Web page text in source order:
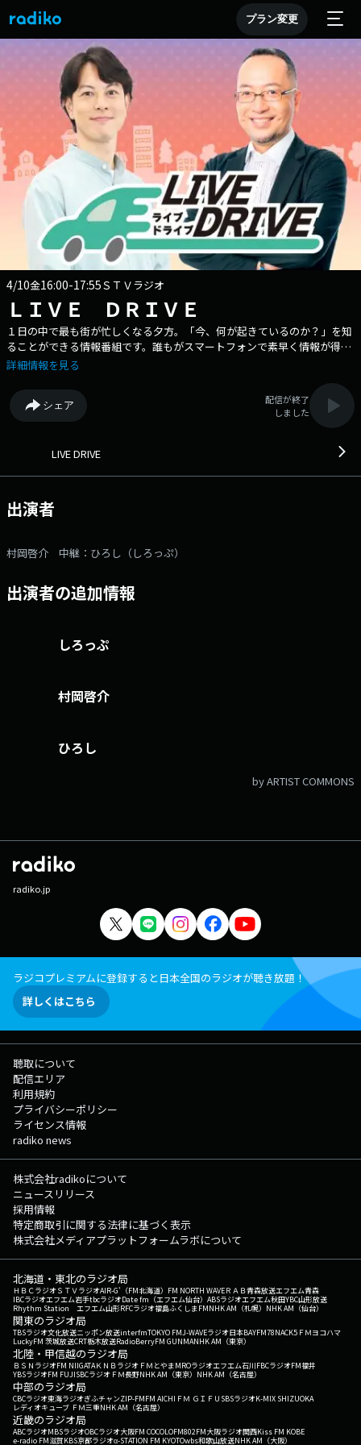
プラン変更
4/10金16:00-17:55ＳＴＶラジオ
ＬＩＶＥ ＤＲＩＶＥ
１日の中で最も街が忙しくなる夕方。「今、何が起きているのか？」を知
ることができる情報番組です。誰もがスマートフォンで素早く情報が得ら
れる現代。しかし「手が離せない」「視線を変えられない」という運転中
てスマートフォン以上の情報ツールになります！◇16：42～「Ｗｅ ａｒ
ｅ レッドイーグルス北海道」◇17：00～「ニュースパレード」メール：
ld@stv.jp Xハッシュタグ：#stvradio Xアカウント：@stvradio
詳細情報を見る
シェア
配信が終了
しました
LIVE DRIVE
出演者
村岡啓介 中継：ひろし（しろっぷ）
出演者の追加情報
しろっぷ
村岡啓介
ひろし
by ARTIST COMMONS
radiko.jp
ラジコプレミアムに登録すると日本全国のラジオが聴き放題！
詳しくはこちら
聴取について
配信エリア
利用規約
プライバシーポリシー
ライセンス情報
radiko news
株式会社radikoについて
ニュースリリース
採用情報
特定商取引に関する法律に基づく表示
株式会社メディアプラットフォームラボについて
北海道・東北のラジオ局
ＨＢＣラジオＳＴＶラジオAIR-G'（FM北海道） FM NORTH WAVEＲＡＢ青森放送エフエム青森
IBCラジオエフエム岩手tbcラジオDate fm（エフエム仙台） ABSラジオエフエム秋田YBC山形放送
Rhythm Station エフエム山形RFCラジオ福島ふくしまFMNHK AM（札幌） NHK AM（仙台）
関東のラジオ局
TBSラジオ文化放送ニッポン放送interfmTOKYO FMJ-WAVEラジオ日本BAYFM78NACK5 ＦＭヨコハマ
LuckyFM 茨城放送CRT栃木放送RadioBerryFM GUNMANHK AM（東京）
北陸・甲信越のラジオ局
ＢＳＮラジオFM NIIGATAＫＮＢラジオ ＦＭとやまMROラジオエフエム石川FBCラジオFM福井
YBSラジオFM FUJISBCラジオ ＦＭ長野NHK AM（東京） NHK AM（名古屋）
中部のラジオ局
CBCラジオ東海ラジオぎふチャンZIP-FMFM AICHI ＦＭ ＧＩＦＵ SBSラジオK-MIX SHIZUOKA
レディオキューブ ＦＭ三重NHK AM（名古屋）
近畿のラジオ局
ABCラジオMBSラジオOBCラジオ大阪FM COCOLOFM802FM大阪ラジオ関西Kiss FM KOBE
e-radio FM滋賀KBS京都ラジオα-STATION FM KYOTOwbs和歌山放送NHK AM（大阪）